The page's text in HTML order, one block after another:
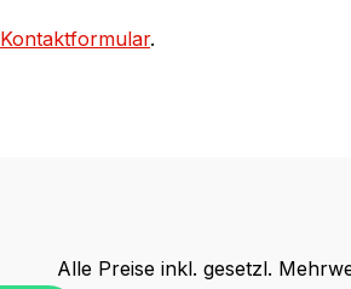
Kontaktformular.
Alle Preise inkl. gesetzl.